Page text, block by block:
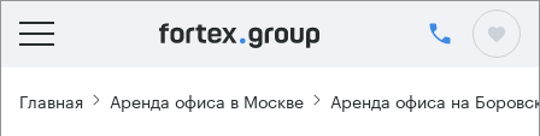
Главная Аренда офиса в Москве Аренда офиса на